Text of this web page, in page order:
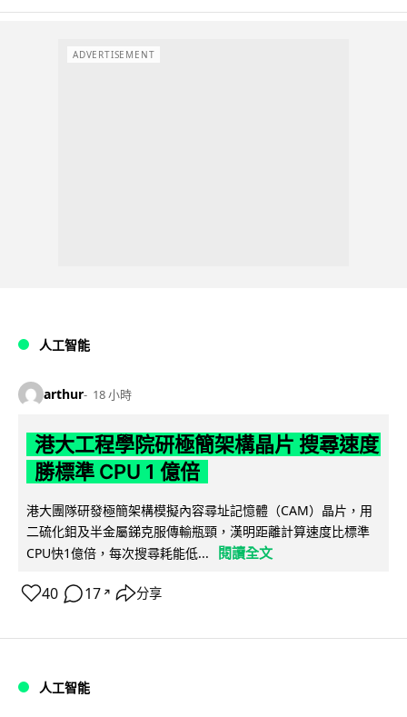
ADVERTISEMENT
人工智能
arthur 18 小時
港大工程學院研極簡架構晶片 搜尋速度
勝標準 CPU 1 億倍
港大團隊研發極簡架構模擬內容尋址記憶體（CAM）晶片，用
二硫化鉬及半金屬銻克服傳輸瓶頸，漢明距離計算速度比標準
CPU快1億倍，每次搜尋耗能低...
閱讀全文
40 17 ↗ 分享
人工智能